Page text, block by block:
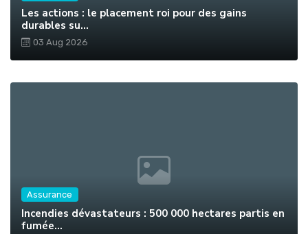
Les actions : le placement roi pour des gains
durables su...
03 Aug 2026
Assurance
Incendies dévastateurs : 500 000 hectares partis en
fumée...